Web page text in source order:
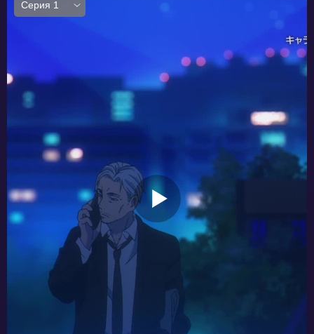
Pharmaceuticals. Внезапно сорокалетний
мужчина превращается в подростка 12-ти
лет и сразу же получает от босса поручение:
внедриться в среднюю школу и
проконтролировать безопасность дочки
начальника, которая туда только что
поступила.